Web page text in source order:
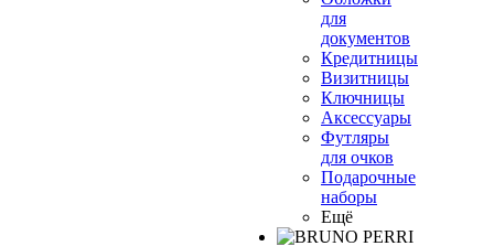
для
документов
Кредитницы
Визитницы
Ключницы
Аксессуары
Футляры
для очков
Подарочные
наборы
Ещё